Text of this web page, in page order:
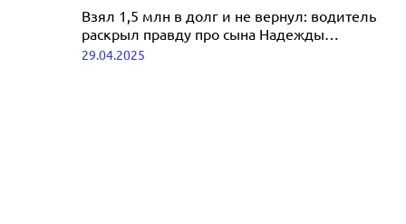
Взял 1,5 млн в долг и не вернул: водитель
раскрыл правду про сына Надежды
Кадышевой
29.04.2025